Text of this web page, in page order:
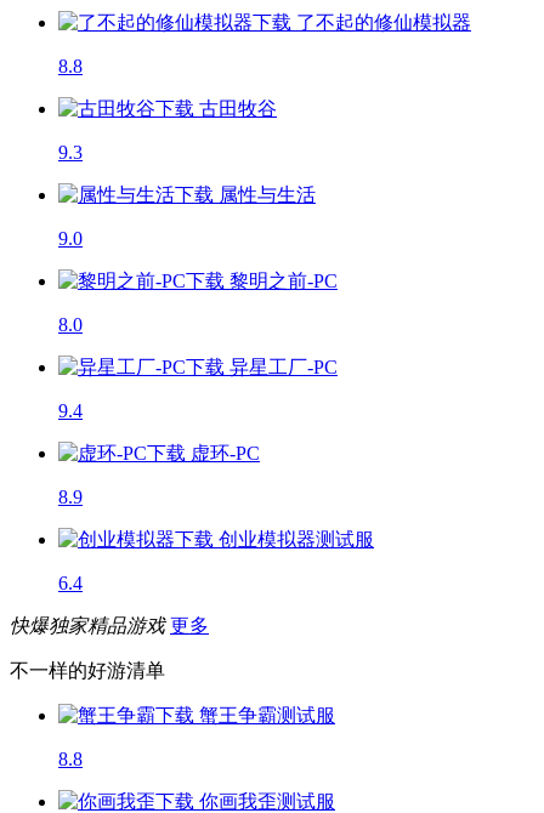
了不起的修仙模拟器
8.8
古田牧谷
9.3
属性与生活
9.0
黎明之前-PC
8.0
异星工厂-PC
9.4
虚环-PC
8.9
创业模拟器测试服
6.4
快爆独家精品游戏 更多
不一样的好游清单
蟹王争霸测试服
8.8
你画我歪测试服